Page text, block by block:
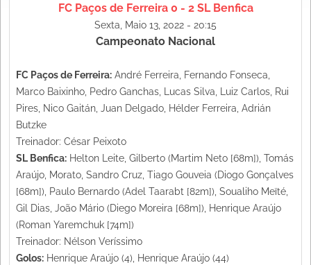
FC Paços de Ferreira 0 - 2 SL Benfica
Sexta, Maio 13, 2022 - 20:15
Campeonato Nacional
FC Paços de Ferreira: André Ferreira, Fernando Fonseca,
Marco Baixinho, Pedro Ganchas, Lucas Silva, Luiz Carlos, Rui
Pires, Nico Gaitán, Juan Delgado, Hélder Ferreira, Adrián
Butzke
Treinador: César Peixoto
SL Benfica: Helton Leite, Gilberto (Martim Neto [68m]), Tomás
Araújo, Morato, Sandro Cruz, Tiago Gouveia (Diogo Gonçalves
[68m]), Paulo Bernardo (Adel Taarabt [82m]), Soualiho Meïté,
Gil Dias, João Mário (Diego Moreira [68m]), Henrique Araújo
(Roman Yaremchuk [74m])
Treinador: Nélson Veríssimo
Golos: Henrique Araújo (4), Henrique Araújo (44)